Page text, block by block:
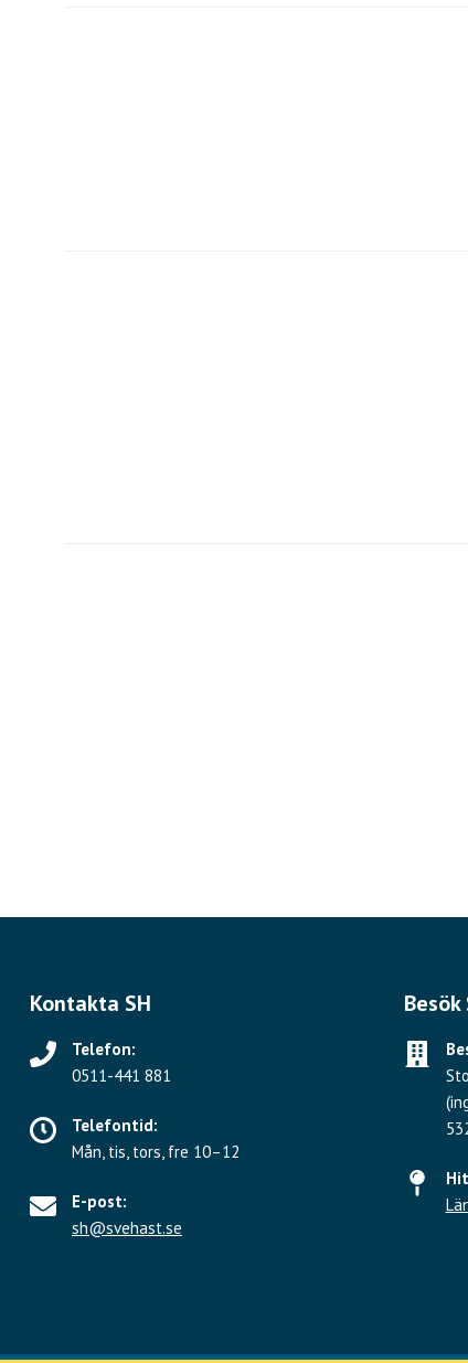
Kontakta SH
Telefon:
0511-441 881
Telefontid:
Mån, tis, tors, fre 10–12
E-post:
sh@svehast.se
Besök